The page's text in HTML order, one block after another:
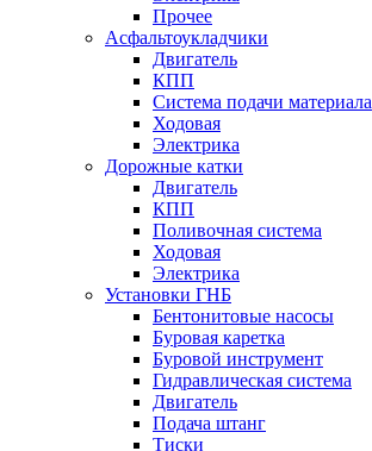
Прочее
Асфальтоукладчики
Двигатель
КПП
Система подачи материала
Ходовая
Электрика
Дорожные катки
Двигатель
КПП
Поливочная система
Ходовая
Электрика
Установки ГНБ
Бентонитовые насосы
Буровая каретка
Буровой инструмент
Гидравлическая система
Двигатель
Подача штанг
Тиски